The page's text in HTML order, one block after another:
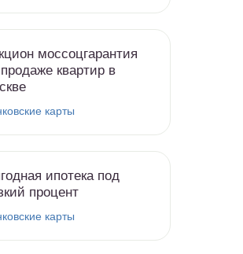
моссоцгарантия
квартир в
карты
ипотека под
процент
карты